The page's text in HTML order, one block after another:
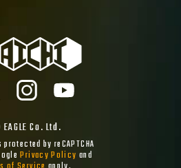
Co. Ltd.
by reCAPTCHA
Privacy Policy and